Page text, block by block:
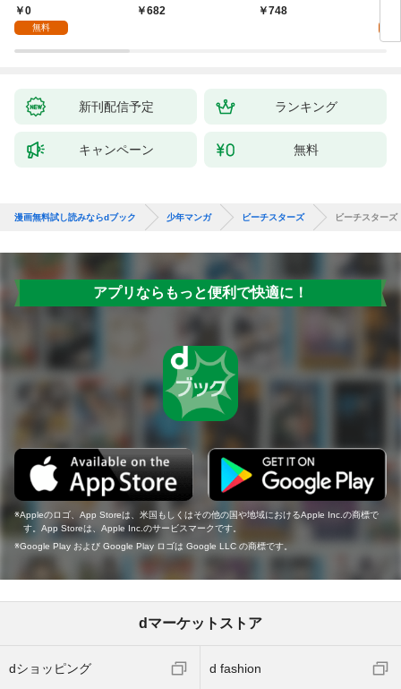
り！？(1)
0
無料
682
づくりを（コミック）
748
る
新刊配信予定 ランキング
キャンペーン 無料
漫画無料試し読みならdブック 少年マンガ ビーチスターズ ビーチスターズ
アプリならもっと便利で快適に！
Appleのロゴ、App Storeは、米国もしくはその他の国や地域におけるApple Inc.の商標で
す。App Storeは、Apple Inc.のサービスマークです。
Google Play および Google Play ロゴは Google LLC の商標です。
dマーケットストア
dショッピング d fashion